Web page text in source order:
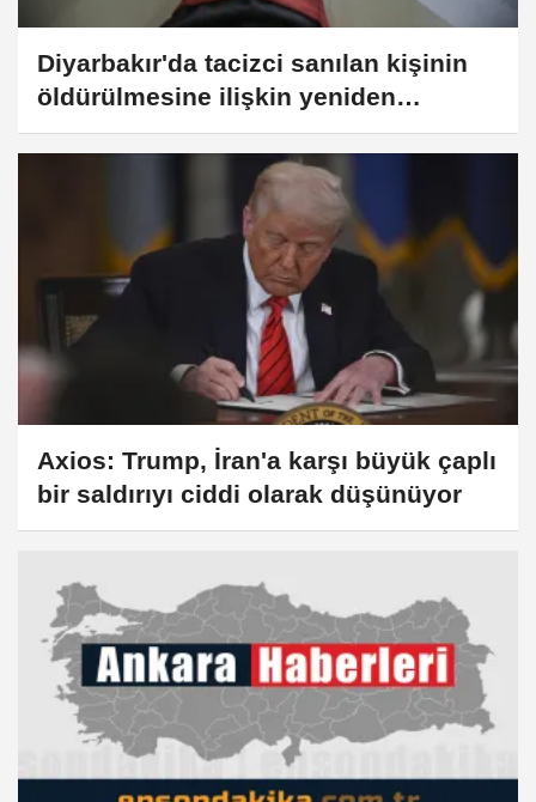
Diyarbakır'da tacizci sanılan kişinin
öldürülmesine ilişkin yeniden
yargılanan sanıkların davasında karar
Axios: Trump, İran'a karşı büyük çaplı
bir saldırıyı ciddi olarak düşünüyor